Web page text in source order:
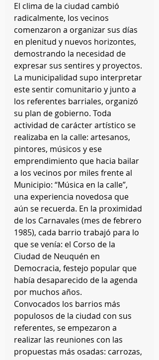
El clima de la ciudad cambió
radicalmente, los vecinos
comenzaron a organizar sus días
en plenitud y nuevos horizontes,
demostrando la necesidad de
expresar sus sentires y proyectos.
La municipalidad supo interpretar
este sentir comunitario y junto a
los referentes barriales, organizó
su plan de gobierno. Toda
actividad de carácter artístico se
realizaba en la calle: artesanos,
pintores, músicos y ese
emprendimiento que hacia bailar
a los vecinos por miles frente al
Municipio: “Música en la calle”,
una experiencia novedosa que
aún se recuerda. En la proximidad
de los Carnavales (mes de febrero
1985), cada barrio trabajó para lo
que se venía: el Corso de la
Ciudad de Neuquén en
Democracia, festejo popular que
había desaparecido de la agenda
por muchos años.
Convocados los barrios más
populosos de la ciudad con sus
referentes, se empezaron a
realizar las reuniones con las
propuestas más osadas: carrozas,